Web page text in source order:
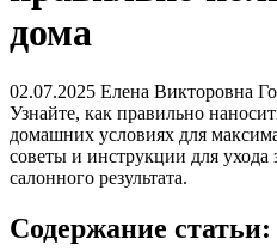
дома
02.07.2025 Елена Викторовна
Узнайте, как правильно
домашних условиях для
советы и инструкции для ухода
салонного результата.
Содержание статьи: